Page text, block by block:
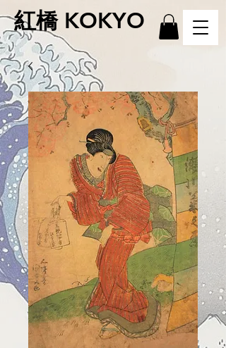
紅橋 KOKYO